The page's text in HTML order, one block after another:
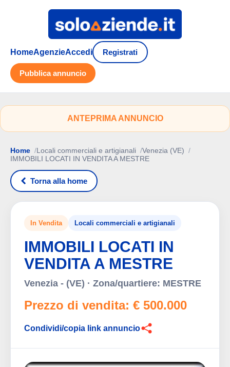
HomeAgenzieAccedi Registrati
Pubblica annuncio
ANTEPRIMA ANNUNCIO
Home Locali commerciali e artigianali
Venezia (VE)
IMMOBILI LOCATI IN VENDITA A MESTRE
Torna alla home
In Vendita Locali commerciali e artigianali
IMMOBILI LOCATI IN
VENDITA A MESTRE
Venezia - (VE) · Zona/quartiere: MESTRE
Prezzo di vendita: € 500.000
Condividi/copia link annuncio